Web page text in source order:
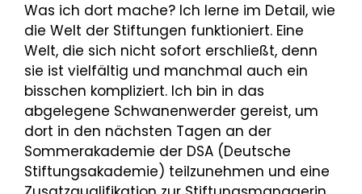
Was ich dort mache? Ich lerne im Detail, wie
die Welt der Stiftungen funktioniert. Eine
Welt, die sich nicht sofort erschließt, denn
sie ist vielfältig und manchmal auch ein
bisschen kompliziert. Ich bin in das
abgelegene Schwanenwerder gereist, um
dort in den nächsten Tagen an der
Sommerakademie der DSA (Deutsche
Stiftungsakademie) teilzunehmen und eine